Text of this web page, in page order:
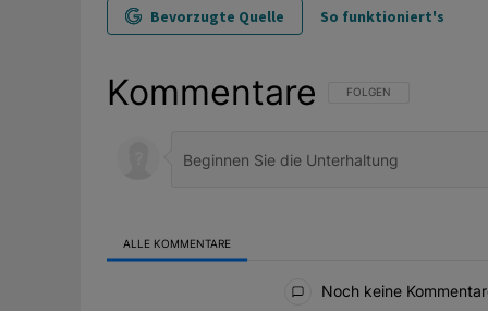
Bevorzugte Quelle So funktioniert's
Kommentare FOLGE DIESER
FOLGEN
ALLE KOMMENTARE
Noch keine